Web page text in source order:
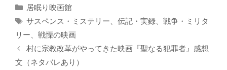
カ
テ
ゴ
リ
ー
居眠り映画館
タ
サスペンス・ミステリー、 伝記・実録、 戦争・ミリタ
リー、 戦慄の映画
村に宗教改革がやってきた映画『聖なる犯罪者』感想
文（ネタバレあり）